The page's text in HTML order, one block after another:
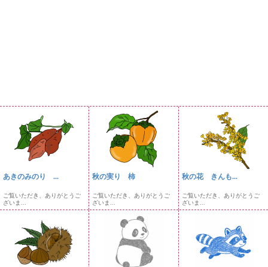
あきのみのり ...
ご覧いただき、ありがとうご
ざいま...
秋の実り 柿
ご覧いただき、ありがとうご
ざいま...
秋の花 きんも...
ご覧いただき、ありがとうご
ざいま...